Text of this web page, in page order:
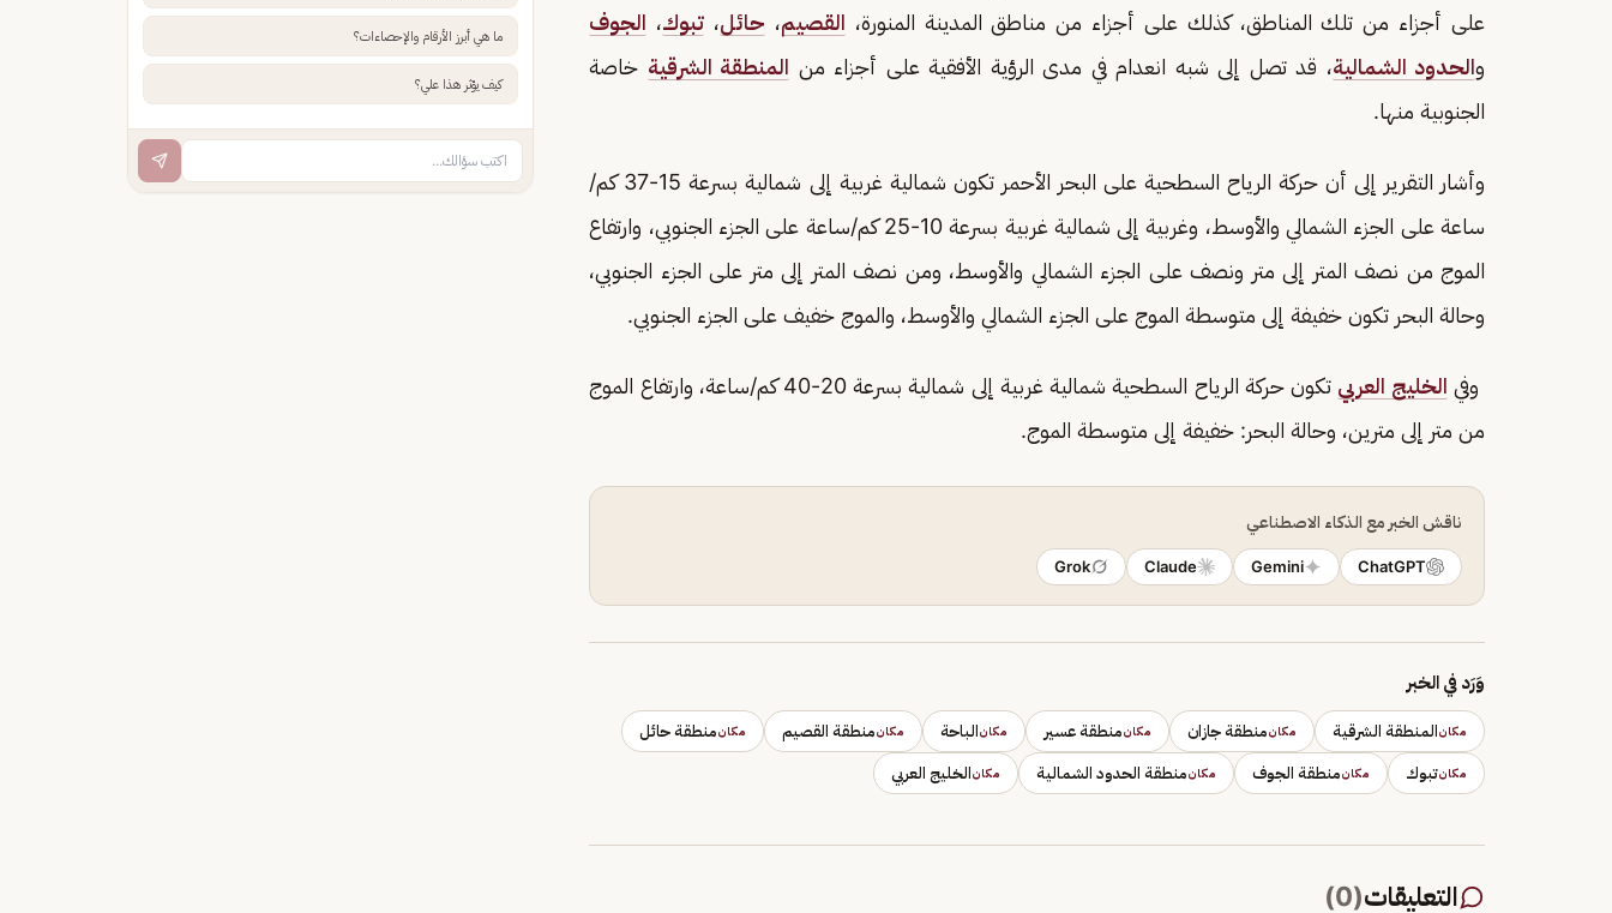
على أجزاء من تلك المناطق، كذلك على أجزاء من مناطق المدينة المنورة، القصيم، حائل، تبوك، الجوف
والحدود الشمالية، قد تصل إلى شبه انعدام في مدى الرؤية الأفقية على أجزاء من المنطقة الشرقية خاصة
الجنوبية منها.
وأشار التقرير إلى أن حركة الرياح السطحية على البحر الأحمر تكون شمالية غربية إلى شمالية بسرعة 15-37 كم/
ساعة على الجزء الشمالي والأوسط، وغربية إلى شمالية غربية بسرعة 10-25 كم/ساعة على الجزء الجنوبي، وارتفاع
الموج من نصف المتر إلى متر ونصف على الجزء الشمالي والأوسط، ومن نصف المتر إلى متر على الجزء الجنوبي،
وحالة البحر تكون خفيفة إلى متوسطة الموج على الجزء الشمالي والأوسط، والموج خفيف على الجزء الجنوبي.
وفي الخليج العربي
تكون حركة الرياح السطحية شمالية غربية إلى شمالية بسرعة 20-40 كم/ساعة، وارتفاع الموج
من متر إلى مترين، وحالة البحر: خفيفة إلى متوسطة الموج.
ناقش الخبر مع الذكاء الاصطناعي
ChatGPT
Gemini
Claude
Grok
وَرَد في الخبر
مكانالمنطقة الشرقية مكانمنطقة جازان مكانمنطقة عسير مكانالباحة مكانمنطقة القصيم مكانمنطقة حائل
مكانتبوك مكانمنطقة الجوف مكانمنطقة الحدود الشمالية مكانالخليج العربي
التعليقات(
0
)
ما هي أبرز الأرقام والإحصاءات؟
كيف يؤثر هذا علي؟